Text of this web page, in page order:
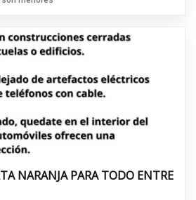
NARANJA PARA TODO ENTRE